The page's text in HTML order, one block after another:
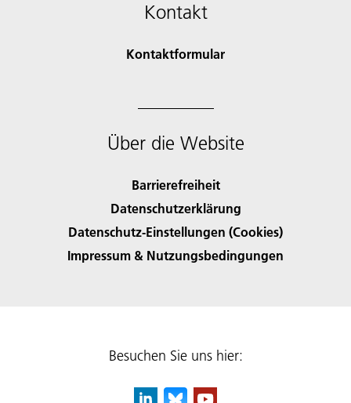
Kontakt
Kontaktformular
Über die Website
Barrierefreiheit
Datenschutzerklärung
Datenschutz-Einstellungen (Cookies)
Impressum & Nutzungsbedingungen
Besuchen Sie uns hier: